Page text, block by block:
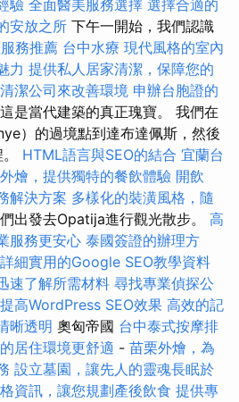
驗 全面醫美服務選擇 選擇合適的
安放之所 下午一開始，我們認識
務推薦 台中水療 現代風格的室內
力 提供私人居家清潔，保障您的
潔公司來改善環境 申辦台胞證的
是當代建築的真正瑰寶。 我們在
）的過境點到達布達佩斯，然後
HTML語言與SEO的結合 宜蘭台
燴，提供獨特的餐飲體驗 開飲
解決方案 多樣化的裝潢風格，隨
出發去Opatija進行觀光散步。 高
服務更安心 泰國簽證的辦理方
詳細實用的Google SEO教學資料
速了解所需材料 尋找專業偵探公
提高WordPress SEO效果 高效的記
晰透明 奧匈帝國 台中泰式按摩排
居住環境更舒適 - 苗栗外燴，為
設立墓園，讓先人的靈魂長眠於
資訊，讓您規劃產後飲食 提供專